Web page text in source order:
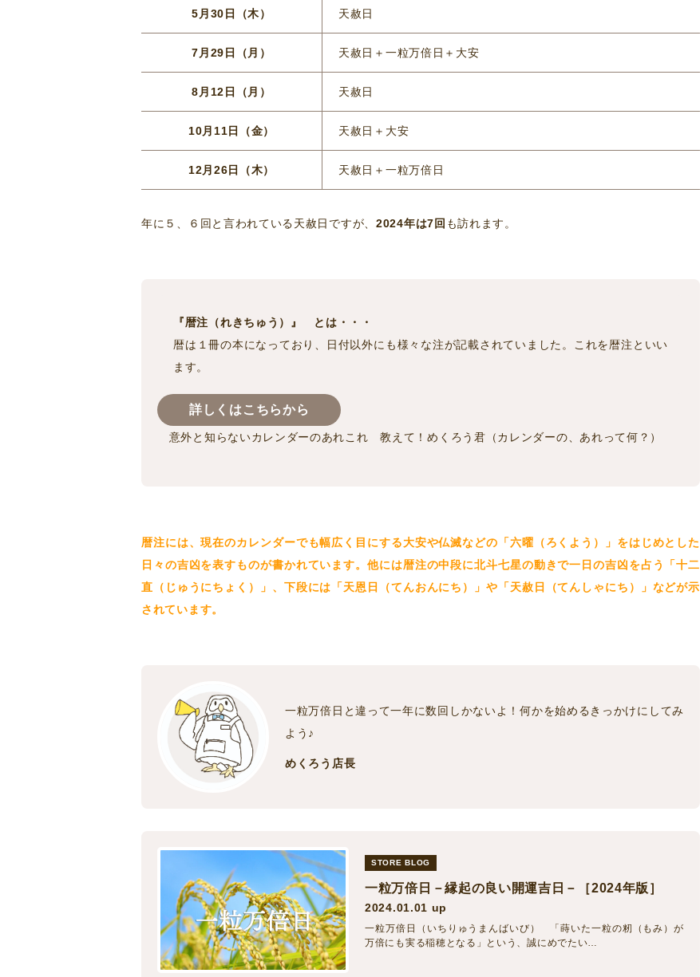
5月30日（木） 天赦日
7月29日（月） 天赦日＋一粒万倍日＋大安
8月12日（月） 天赦日
10月11日（金） 天赦日＋大安
12月26日（木） 天赦日＋一粒万倍日
年に５、６回と言われている天赦日ですが、 2024年は7回 も訪れます。
『暦注（れきちゅう）』 とは・・・
暦は１冊の本になっており、日付以外にも様々な注が記載されていました。これを暦注といい
ます。
詳しくはこちらから
意外と知らないカレンダーのあれこれ 教えて！めくろう君（カレンダーの、あれって何？）
暦注には、現在のカレンダーでも幅広く目にする大安や仏滅などの「六曜（ろくよう）」をはじめとした
日々の吉凶を表すものが書かれています。他には暦注の中段に北斗七星の動きで一日の吉凶を占う「十二
直（じゅうにちょく）」、下段には「天恩日（てんおんにち）」や「天赦日（てんしゃにち）」などが示
されています。
一粒万倍日と違って一年に数回しかないよ！何かを始めるきっかけにしてみ
よう♪
めくろう店長
STORE BLOG
一粒万倍日－縁起の良い開運吉日－［2024年版］
2024.01.01 up
一粒万倍日（いちりゅうまんばいび） 「蒔いた一粒の籾（もみ）が
万倍にも実る稲穂となる」という、誠にめでたい…